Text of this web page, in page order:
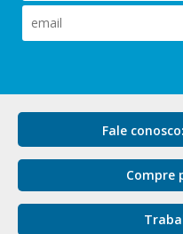
Fale conosco:
Compre